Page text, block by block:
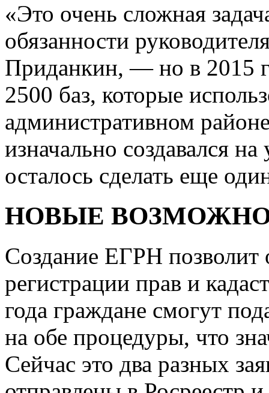
«Это очень сложная
обязанности
Приданкин, — но в 2015
2500 баз, которые
административном
изначально создавался
осталось сделать еще
НОВЫЕ
Создание ЕГРН позволит
регистрации прав и
года граждане смогут
на обе процедуры, что
Сейчас это два разных